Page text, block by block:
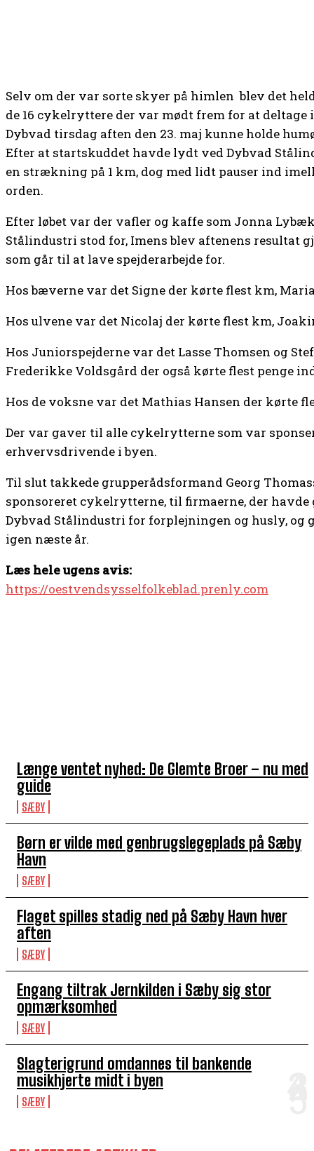
Længe ventet nyhed: De Glemte Broer – nu med
guide
SÆBY
Børn er vilde med genbrugslegeplads på Sæby
Havn
SÆBY
Flaget spilles stadig ned på Sæby Havn hver
aften
SÆBY
Engang tiltrak Jernkilden i Sæby sig stor
opmærksomhed
SÆBY
Slagterigrund omdannes til bankende
musikhjerte midt i byen
SÆBY
Selv om der var sorte skyer på himlen blev det
de 16 cykelryttere der var mødt frem for at deltage
Dybvad tirsdag aften den 23. maj kunne holde
Efter at startskuddet havde lydt ved Dybvad
en strækning på 1 km, dog med lidt pauser ind
orden.
Efter løbet var der vafler og kaffe som Jonna
Stålindustri stod for, Imens blev aftenens resultat
som går til at lave spejderarbejde for.
Hos bæverne var det Signe der kørte flest km,
Hos ulvene var det Nicolaj der kørte flest km,
Hos Juniorspejderne var det Lasse Thomsen og
Frederikke Voldsgård der også kørte flest penge
Hos de voksne var det Mathias Hansen der kørte
Der var gaver til alle cykelrytterne som var
erhvervsdrivende i byen.
Til slut takkede grupperådsformand Georg
sponsoreret cykelrytterne, til firmaerne, der
Dybvad Stålindustri for forplejningen og husly, og
igen næste år.
Læs hele ugens avis:
https://oestvendsysselfolkeblad.prenly.com